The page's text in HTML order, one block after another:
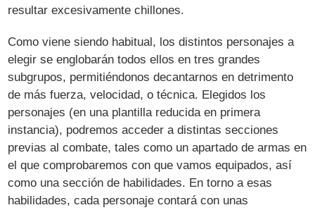
resultar excesivamente chillones.
Como viene siendo habitual, los distintos personajes a
elegir se englobarán todos ellos en tres grandes
subgrupos, permitiéndonos decantarnos en detrimento
de más fuerza, velocidad, o técnica. Elegidos los
personajes (en una plantilla reducida en primera
instancia), podremos acceder a distintas secciones
previas al combate, tales como un apartado de armas en
el que comprobaremos con que vamos equipados, así
como una sección de habilidades. En torno a esas
habilidades, cada personaje contará con unas